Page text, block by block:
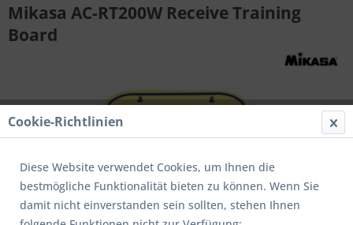
Mikasa AC-RT200W Receive Training
Board
Cookie-Richtlinien
Diese Website verwendet Cookies, um Ihnen die
bestmögliche Funktionalität bieten zu können. Wenn Sie
damit nicht einverstanden sein sollten, stehen Ihnen